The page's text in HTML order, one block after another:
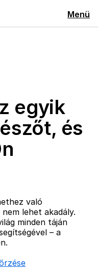
Menü
egyik
és
való
lehet akadály.
minden táján
– a